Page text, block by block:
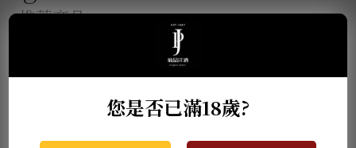
推薦商品
您是否已滿18歲?